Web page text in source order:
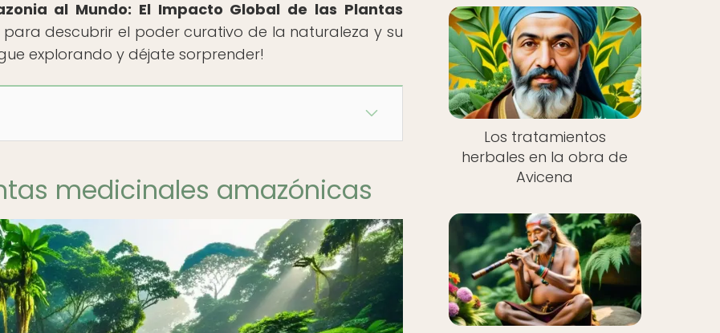
al Mundo: El Impacto Global de las Plantas
para descubrir el poder curativo de la naturaleza y su
explorando y déjate sorprender!
medicinales amazónicas
Los tratamientos
herbales en la obra de
Avicena